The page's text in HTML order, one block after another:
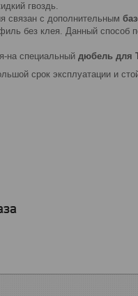
гвоздь.
связан с дополнительным
без клея. Данный способ
на специальный дюбель для
срок эксплуатации и